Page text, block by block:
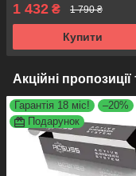
1 432 ₴ 1 790 ₴
Купити
Акційні
Гарантія 18 міс!
–20%
Подарунок